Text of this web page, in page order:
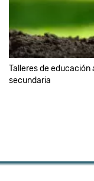
Talleres de educación
secundaria